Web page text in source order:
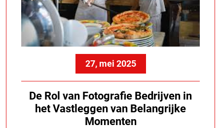
27, mei 2025
De Rol van Fotografie Bedrijven in
het Vastleggen van Belangrijke
Momenten